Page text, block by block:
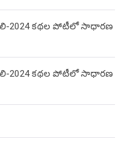
2024 కథల పోటీలో సాధారణ
2024 కథల పోటీలో సాధారణ